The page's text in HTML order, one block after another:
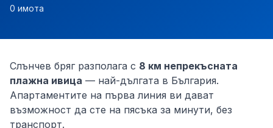
0 имота
Слънчев бряг разполага с 8 км непрекъсната
плажна ивица — най-дългата в България.
Апартаментите на първа линия ви дават
възможност да сте на пясъка за минути, без
транспорт.